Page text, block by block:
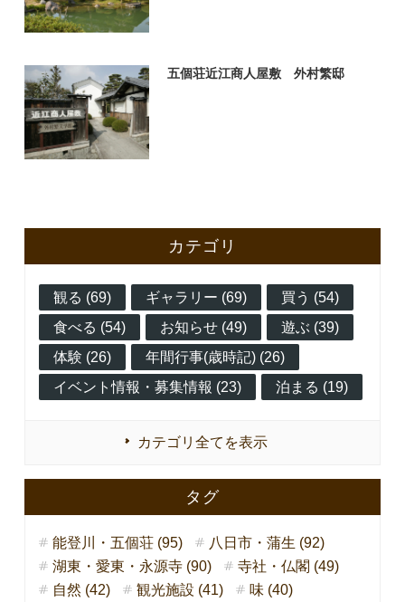
五個荘近江商人屋敷 外村繁邸
カテゴリ
観る (69) ギャラリー (69)
買う (54)
食べる (54)
お知らせ (49)
遊ぶ (39)
体験 (26)
年間行事(歳時記) (26)
イベント情報・募集情報 (23)
泊まる (19)
カテゴリ全てを表示
タグ
能登川・五個荘 (95)
八日市・蒲生 (92)
湖東・愛東・永源寺 (90)
寺社・仏閣 (49)
自然 (42)
観光施設 (41)
味 (40)